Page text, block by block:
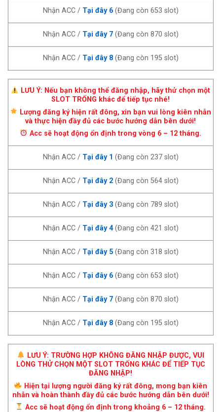
Nhận ACC / Tại đây 6(Đang còn 653 slot)
Nhận ACC / Tại đây 7(Đang còn 870 slot)
Nhận ACC / Tại đây 8(Đang còn 195 slot)
LƯU Ý: Nếu bạn không thể đăng nhập, hãy thử chọn một
SLOT TRỐNG khác để tiếp tục nhé!
Lượng đăng ký hiện rất đông, xin bạn vui lòng kiên nhẫn
và thực hiện đầy đủ các bước hướng dẫn bên dưới!
Acc sẽ hoạt động ổn định trong vòng 6 – 12 tháng.
Nhận ACC / Tại đây 1 (Đang còn 237 slot)
Nhận ACC / Tại đây 2(Đang còn 564 slot)
Nhận ACC / Tại đây 3(Đang còn 789 slot)
Nhận ACC / Tại đây 4(Đang còn 421 slot)
Nhận ACC / Tại đây 5(Đang còn 318 slot)
Nhận ACC / Tại đây 6(Đang còn 653 slot)
Nhận ACC / Tại đây 7(Đang còn 870 slot)
Nhận ACC / Tại đây 8(Đang còn 195 slot)
LƯU Ý: TRƯỜNG HỢP KHÔNG ĐĂNG NHẬP ĐƯỢC, VUI
LÒNG THỬ CHỌN MỘT SLOT TRỐNG KHÁC ĐỂ TIẾP TỤC
ĐĂNG NHẬP!
Hiện tại lượng người đăng ký rất đông, mong bạn kiên
nhẫn và hoàn thành đầy đủ các bước hướng dẫn bên dưới!
Acc sẽ hoạt động ổn định trong khoảng 6 – 12 tháng.